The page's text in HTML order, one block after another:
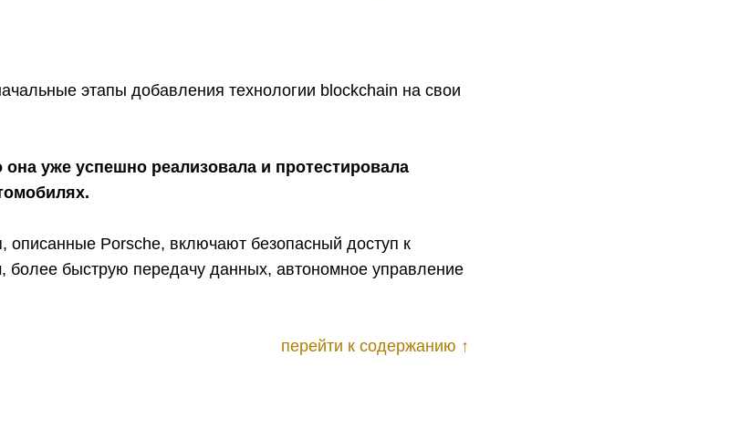
этапы добавления технологии blockchain на свои
она уже успешно реализовала и протестировала
описанные Porsche, включают безопасный доступ к
более быструю передачу данных, автономное управление
перейти к содержанию ↑